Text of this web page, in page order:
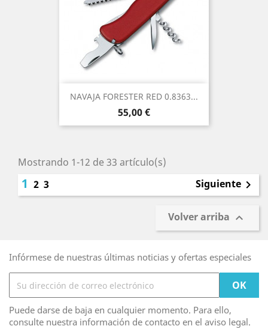
NAVAJA FORESTER RED 0.8363...
Precio
55,00 €
Mostrando 1-12 de 33 artículo(s)
1 2 3 Siguiente 
Volver arriba 
Infórmese de nuestras últimas noticias y ofertas especiales
Puede darse de baja en cualquier momento. Para ello,
consulte nuestra información de contacto en el aviso legal.